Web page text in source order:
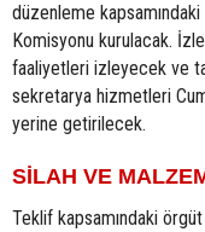
düzenleme
Komisyonu kurulacak.
faaliyetleri izleyecek ve
sekretarya hizmetleri
yerine getirilecek.
SİLAH VE
Teklif kapsamındaki